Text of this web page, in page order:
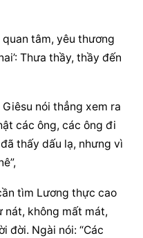
tâm, yêu thương
Thưa thầy, thầy đến
nói thẳng xem ra
các ông, các ông đi
thấy dấu lạ, nhưng vì
tìm Lương thực cao
nát, không mất mát,
đời. Ngài nói: “Các